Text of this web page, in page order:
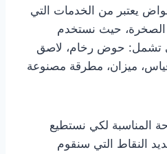
يعتبر من الخدمات التي
الصخرة، حيث نستخدم
تشمل: حوض رخام، لاصق
ميزان، مطرقة مصنوعة
المناسبة لكي نستطيع
النقاط التي سنقوم